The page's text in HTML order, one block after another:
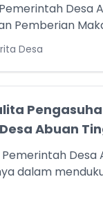
Desa
Pemberian
Desa
Abuan
dalam